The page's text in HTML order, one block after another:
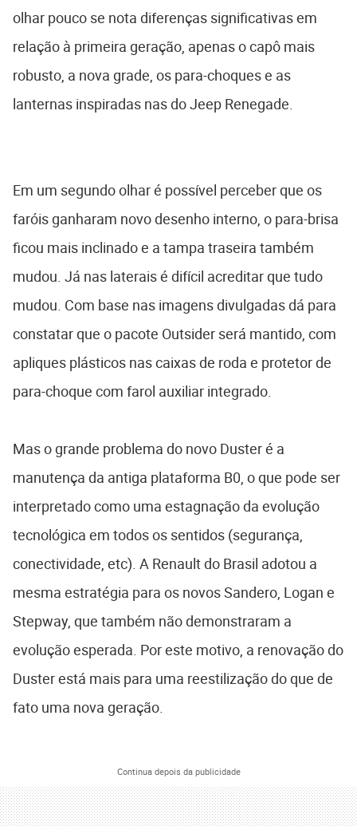
olhar pouco se nota diferenças significativas em
relação à primeira geração, apenas o capô mais
robusto, a nova grade, os para-choques e as
lanternas inspiradas nas do Jeep Renegade.
Em um segundo olhar é possível perceber que os
faróis ganharam novo desenho interno, o para-brisa
ficou mais inclinado e a tampa traseira também
mudou. Já nas laterais é difícil acreditar que tudo
mudou. Com base nas imagens divulgadas dá para
constatar que o pacote Outsider será mantido, com
apliques plásticos nas caixas de roda e protetor de
para-choque com farol auxiliar integrado.
Mas o grande problema do novo Duster é a
manutença da antiga plataforma B0, o que pode ser
interpretado como uma estagnação da evolução
tecnológica em todos os sentidos (segurança,
conectividade, etc). A Renault do Brasil adotou a
mesma estratégia para os novos Sandero, Logan e
Stepway, que também não demonstraram a
evolução esperada. Por este motivo, a renovação do
Duster está mais para uma reestilização do que de
fato uma nova geração.
Continua depois da publicidade